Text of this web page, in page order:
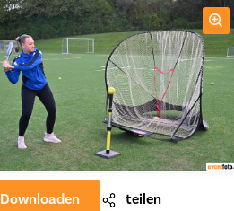
Downloaden teilen